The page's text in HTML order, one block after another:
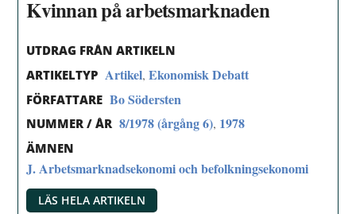
Kvinnan på arbetsmarknaden
UTDRAG FRÅN ARTIKELN
ARTIKELTYP Artikel,Ekonomisk Debatt
FÖRFATTARE Bo Södersten
NUMMER / ÅR 8/1978 (årgång 6), 1978
ÄMNEN
J. Arbetsmarknadsekonomi och befolkningsekonomi
LÄS HELA ARTIKELN